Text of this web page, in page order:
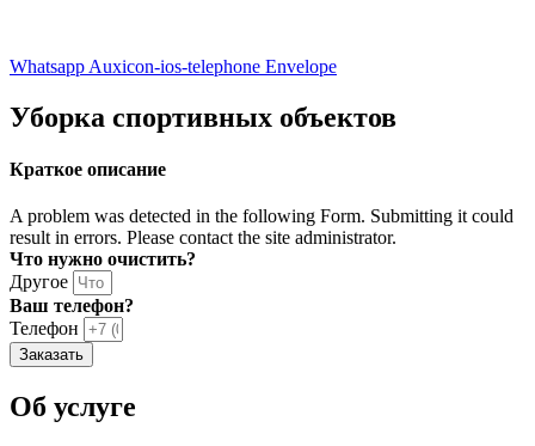
Whatsapp Auxicon-ios-telephone Envelope
Уборка спортивных объектов
Краткое описание
A problem was detected in the following Form. Submitting it could
result in errors. Please contact the site administrator.
Что нужно очистить?
Другое
Ваш телефон?
Телефон
Заказать
Об услуге